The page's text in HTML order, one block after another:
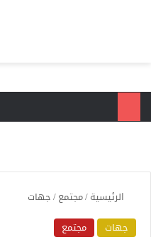
الرئيسية/مجتمع/جهات
جهات
مجتمع